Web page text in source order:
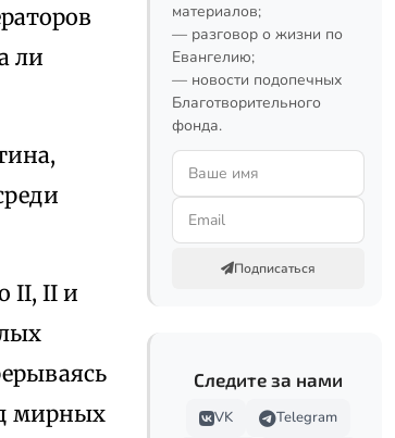
ли
II, II и
мирных
материалов;
— разговор о жизни по
Евангелию;
— новости подопечных
Благотворительного
фонда.
Подписаться
Следите за нами
VK
Telegram